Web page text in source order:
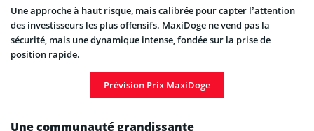
Une approche à haut risque, mais calibrée pour capter l’attention
des investisseurs les plus offensifs. MaxiDoge ne vend pas la
sécurité, mais une dynamique intense, fondée sur la prise de
position rapide.
Prévision Prix MaxiDoge
Une communauté grandissante